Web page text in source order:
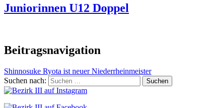
Juniorinnen U12 Doppel
Beitragsnavigation
Shinnosuke Ryota ist neuer Niederrheinmeister
Suchen nach: